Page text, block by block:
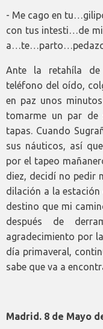
- Me cago en
con tus intesti…de
Ante la retahíla
teléfono del oído,
en paz unos
tomarme un par de
tapas. Cuando
sus náuticos, así
por el tapeo
diez, decidí no pedir
dilación a la
destino que mi
después de
agradecimiento por
día primaveral,
sabe que va a
Madrid. 8 de Mayo